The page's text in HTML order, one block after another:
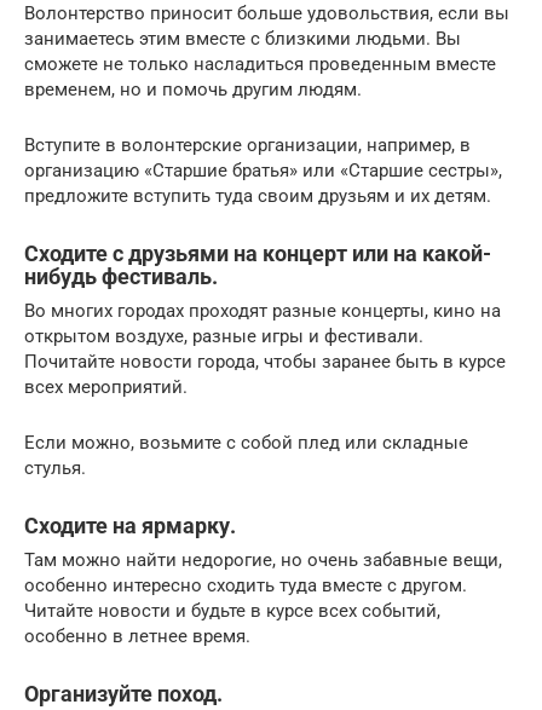
Волонтерство приносит больше удовольствия, если вы
занимаетесь этим вместе с близкими людьми. Вы
сможете не только насладиться проведенным вместе
временем, но и помочь другим людям.
Вступите в волонтерские организации, например, в
организацию «Старшие братья» или «Старшие сестры»,
предложите вступить туда своим друзьям и их детям.
Сходите с друзьями на концерт или на какой-
нибудь фестиваль.
Во многих городах проходят разные концерты, кино на
открытом воздухе, разные игры и фестивали.
Почитайте новости города, чтобы заранее быть в курсе
всех мероприятий.
Если можно, возьмите с собой плед или складные
стулья.
Сходите на ярмарку.
Там можно найти недорогие, но очень забавные вещи,
особенно интересно сходить туда вместе с другом.
Читайте новости и будьте в курсе всех событий,
особенно в летнее время.
Организуйте поход.